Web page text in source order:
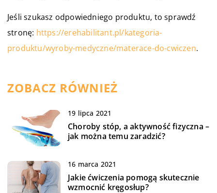
Jeśli szukasz odpowiedniego produktu, to sprawdź
stronę: https://erehabilitant.pl/kategoria-
produktu/wyroby-medyczne/materace-do-cwiczen.
ZOBACZ RÓWNIEŻ
19 lipca 2021
Choroby stóp, a aktywność fizyczna –
jak można temu zaradzić?
16 marca 2021
Jakie ćwiczenia pomogą skutecznie
wzmocnić kręgosłup?